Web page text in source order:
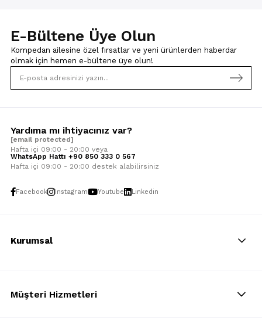
E-Bültene Üye Olun
Kompedan ailesine özel fırsatlar ve yeni ürünlerden haberdar
olmak için hemen e-bültene üye olun!
Yardıma mı ihtiyacınız var?
[email protected]
Hafta içi 09:00 - 20:00 veya
WhatsApp Hattı +90 850 333 0 567
Hafta içi 09:00 - 20:00 destek alabilirsiniz
Facebook Instagram Youtube Linkedin
Kurumsal
Müşteri Hizmetleri